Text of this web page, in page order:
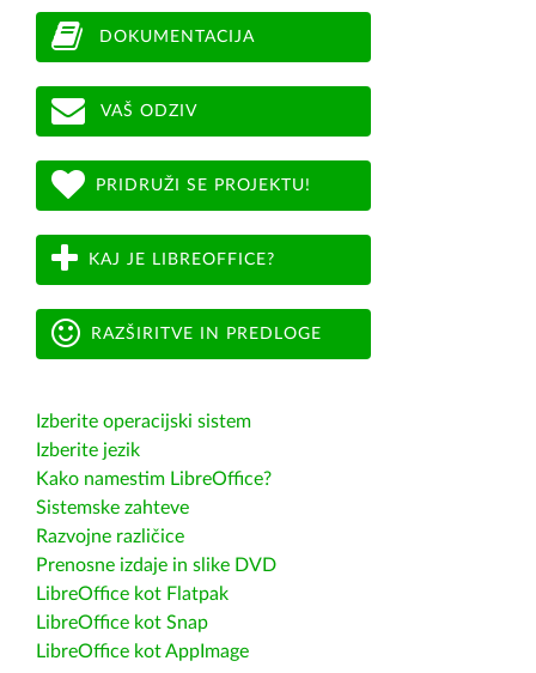
DOKUMENTACIJA
VAŠ ODZIV
PRIDRUŽI SE PROJEKTU!
KAJ JE LIBREOFFICE?
RAZŠIRITVE IN PREDLOGE
Izberite operacijski sistem
Izberite jezik
Kako namestim LibreOffice?
Sistemske zahteve
Razvojne različice
Prenosne izdaje in slike DVD
LibreOffice kot Flatpak
LibreOffice kot Snap
LibreOffice kot AppImage